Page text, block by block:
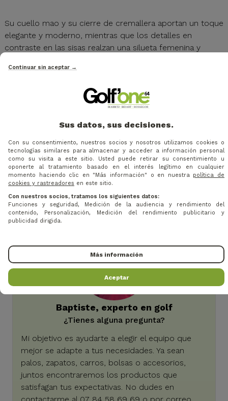
Su cuello mao y su cierre de cremallera aportan un toque
elegante y moderno, mientras que los detalles en
contraste en las sisas realzan una silueta femenina y
combina confort térmico y elegancia, manteniéndose
Características principales
Diseño sin mangas para mayor libertad y frescura
Tejido ligero y transpirable
Cuello mao con cierre de cremallera para un estilo
moderno
Detalles en contraste en las sisas para una silueta
femenina
Confort térmico ideal para los días calurosos
Baptiste, experto en golf
¿Tienes alguna pregunta?
Mi objetivo es ayudarte a elegir el equipo que
mejor se adapte a tus necesidades. Ya sean
palos, zapatos, carros, bolsas o accesorios,
juntos encontraremos los productos que
satisfagan tus expectativas. No dudes en
Continuar sin aceptar →
Sus datos, sus decisiones.
Con su consentimiento, nuestros socios y nosotros utilizamos cookies o
tecnologías similares para almacenar y acceder a información personal
como su visita a este sitio. Usted puede retirar su consentimiento u
oponerte al tratamiento basado en el interés legítimo en cualquier
momento haciendo clic en "Más información" o en nuestra política de
cookies y rastreadores en este sitio.
Con nuestros socios, tratamos los siguientes datos:
Funciones y seguridad, Medición de la audiencia y rendimiento del
contenido, Personalización, Medición del rendimiento publicitario y
publicidad dirigida.
Más información
Aceptar